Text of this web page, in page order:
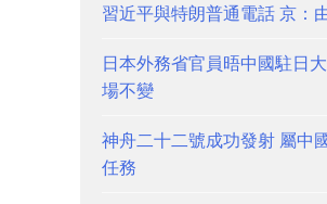
習近平與特朗普通電話 京：
日本外務省官員晤中國駐日
場不變
神舟二十二號成功發射 屬中
任務